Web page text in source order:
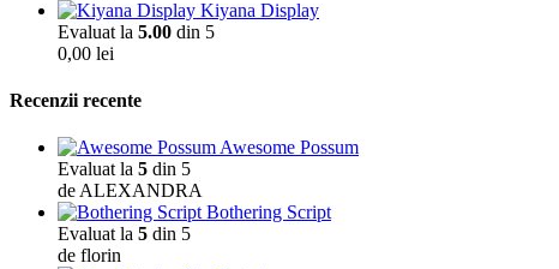
Kiyana Display
Evaluat la 5.00 din 5
0,00 lei
Recenzii recente
Awesome Possum
Evaluat la 5 din 5
de ALEXANDRA
Bothering Script
Evaluat la 5 din 5
de florin